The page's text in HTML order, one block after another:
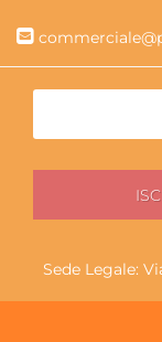
Sede Legale: